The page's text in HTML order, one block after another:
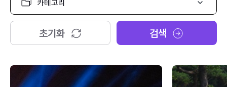
고
리
택
초기화 검색